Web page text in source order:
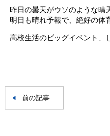
昨日の曇天がウソのような晴
明日も晴れ予報で、絶好の体
高校生活のビッグイベント、
前の記事